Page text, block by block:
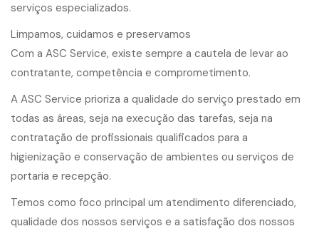
serviços especializados.
Limpamos, cuidamos e preservamos
Com a ASC Service, existe sempre a cautela de levar ao
contratante, competência e comprometimento.
A ASC Service prioriza a qualidade do serviço prestado em
todas as áreas, seja na execução das tarefas, seja na
contratação de profissionais qualificados para a
higienização e conservação de ambientes ou serviços de
portaria e recepção.
Temos como foco principal um atendimento diferenciado,
qualidade dos nossos serviços e a satisfação dos nossos